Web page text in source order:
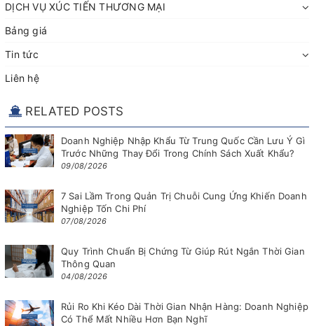
DỊCH VỤ XÚC TIẾN THƯƠNG MẠI
Bảng giá
Tin tức
Liên hệ
RELATED POSTS
Doanh Nghiệp Nhập Khẩu Từ Trung Quốc Cần Lưu Ý Gì
Trước Những Thay Đổi Trong Chính Sách Xuất Khẩu?
09/08/2026
7 Sai Lầm Trong Quản Trị Chuỗi Cung Ứng Khiến Doanh
Nghiệp Tốn Chi Phí
07/08/2026
Quy Trình Chuẩn Bị Chứng Từ Giúp Rút Ngắn Thời Gian
Thông Quan
04/08/2026
Rủi Ro Khi Kéo Dài Thời Gian Nhận Hàng: Doanh Nghiệp
Có Thể Mất Nhiều Hơn Bạn Nghĩ